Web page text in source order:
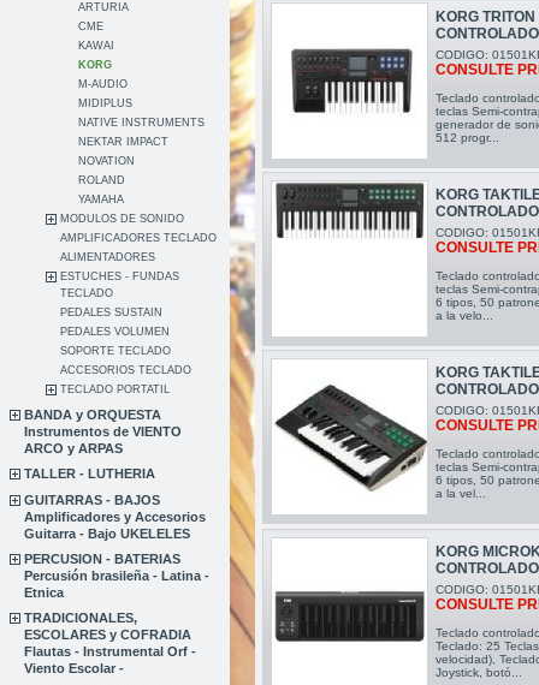
ARTURIA
CME
KAWAI
KORG
M-AUDIO
MIDIPLUS
NATIVE INSTRUMENTS
NEKTAR IMPACT
NOVATION
ROLAND
YAMAHA
MODULOS DE SONIDO
AMPLIFICADORES TECLADO
ALIMENTADORES
ESTUCHES - FUNDAS
TECLADO
PEDALES SUSTAIN
PEDALES VOLUMEN
SOPORTE TECLADO
ACCESORIOS TECLADO
TECLADO PORTATIL
BANDA y ORQUESTA
Instrumentos de VIENTO
ARCO y ARPAS
TALLER - LUTHERIA
GUITARRAS - BAJOS
Amplificadores y Accesorios
Guitarra - Bajo UKELELES
PERCUSION - BATERIAS
Percusión brasileña - Latina -
Etnica
TRADICIONALES,
ESCOLARES y COFRADIA
Flautas - Instrumental Orf -
Viento Escolar -
KORG
CODIGO:
CONSULTE
Teclado
teclas Semi-
generador de
512 progr...
KORG
CODIGO:
CONSULTE
Teclado
teclas Semi-
6 tipos, 50
a la velo...
KORG
CODIGO:
CONSULTE
Teclado
teclas Semi-
6 tipos, 50
a la vel...
KORG
CODIGO:
CONSULTE
Teclado
Teclado: 25
velocidad),
Joystick, botó...